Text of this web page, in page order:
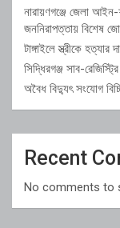
নারায়ণগঞ্জে জেলা
জননিরাপত্তায় বিশেষ
টাঙ্গাইলে স্ত্রীকে হত্যার
সিদ্ধিরগঞ্জ সাব-
অবৈধ বিদ্যুৎ সংযোগ
Recent
No comments to